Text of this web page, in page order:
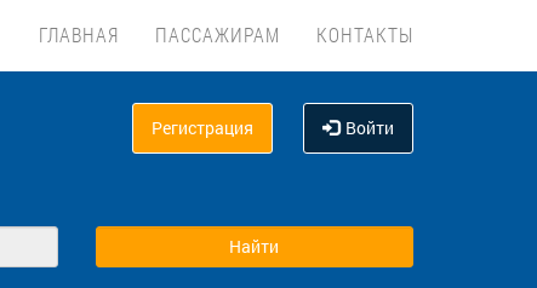
ГЛАВНАЯ ПАССАЖИРАМ КОНТАКТЫ
Регистрация Войти